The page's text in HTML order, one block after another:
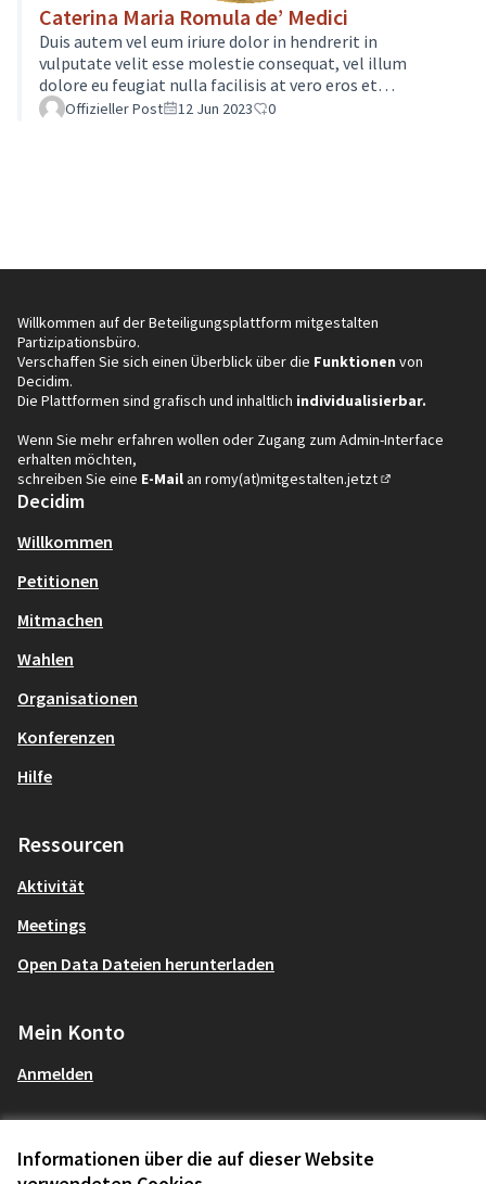
Informationen über die auf dieser Website
Caterina Maria Romula de’ Medici
Duis autem vel eum iriure dolor in hendrerit in
vulputate velit esse molestie consequat, vel illum
dolore eu feugiat nulla facilisis at vero eros et
accumsan et iusto odio dignissim qui blandit praesent
Offizieller Post 12 Jun 2023 0
Willkommen auf der Beteiligungsplattform mitgestalten
Partizipationsbüro.
Verschaffen Sie sich einen Überblick über die Funktionen von
Decidim.
Die Plattformen sind grafisch und inhaltlich individualisierbar.
Wenn Sie mehr erfahren wollen oder Zugang zum Admin-Interface
erhalten möchten,
schreiben Sie eine E-Mailan romy(at)mitgestalten.jetzt
Decidim
Willkommen
Petitionen
Mitmachen
Wahlen
Organisationen
Konferenzen
Hilfe
Ressourcen
Aktivität
Meetings
Open Data Dateien herunterladen
Mein Konto
Anmelden
AGBs und Datenschutzbestimmungen